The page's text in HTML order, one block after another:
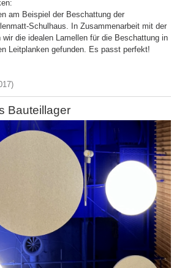
am Beispiel der Beschattung der
Schulhaus. In Zusammenarbeit mit der
die idealen Lamellen für die Beschattung in
Leitplanken gefunden. Es passt perfekt!
Bauteillager